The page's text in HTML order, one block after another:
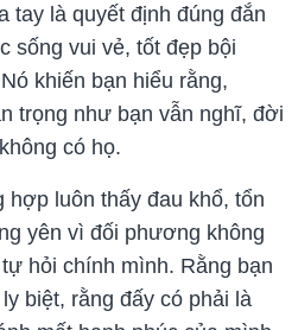
tay là quyết định đúng đắn
sống vui vẻ, tốt đẹp bội
khiến bạn hiểu rằng,
trọng như bạn vẫn nghĩ, đời
có họ.
hợp luôn thấy đau khổ, tổn
yên vì đối phương không
hỏi chính mình. Rằng bạn
biệt, rằng đấy có phải là